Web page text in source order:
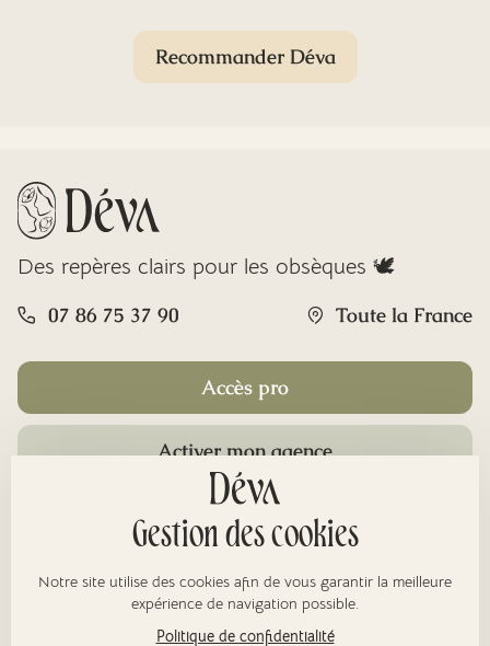
Recommander Déva
Des repères clairs pour les obsèques 🕊️
07 86 75 37 90 Toute la France
Accès pro
Activer mon agence
Gestion des cookies
Notre site utilise des cookies afin de vous garantir la meilleure
expérience de navigation possible.
Politique de confidentialité